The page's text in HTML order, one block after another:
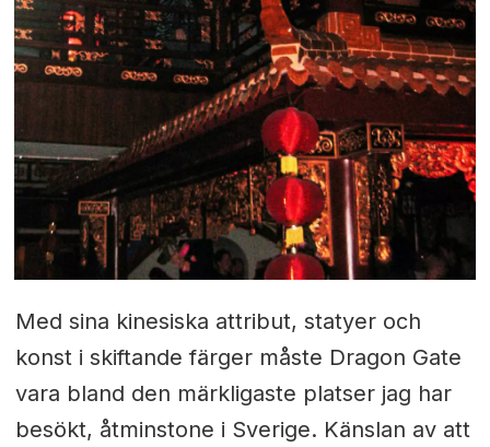
Med sina kinesiska attribut, statyer och
konst i skiftande färger måste Dragon Gate
vara bland den märkligaste platser jag har
besökt, åtminstone i Sverige. Känslan av att